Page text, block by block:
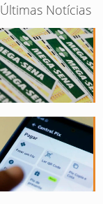
Últimas Notícias